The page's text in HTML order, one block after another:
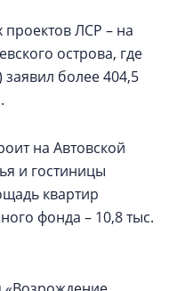
ЛСР – на
острова, где
более 404,5
на Автовской
и гостиницы
квартир
фонда – 10,8 тыс.